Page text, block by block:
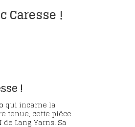
Caresse !
!
qui incarne la
tenue, cette pièce
de Lang Yarns. Sa